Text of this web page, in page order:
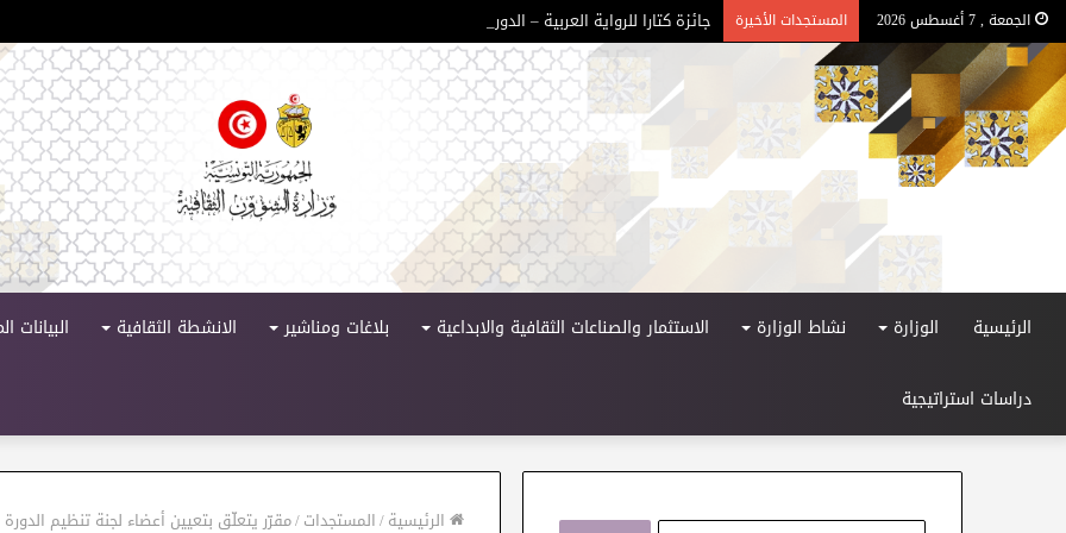
الجمعة , 7 أغسطس 2026 المستجدات الأخيرة جائزة كتارا للرواية العربية – الدورة 11
الرئيسية الوزارة نشاط الوزارة الاستثمار والصناعات الثقافية والابداعية بلاغات ومناشير الانشطة الثقافية البيانات
دراسات استراتيجية
الرئيسية/المستجدات/مقرّر يتعلّق بتعيين أعضاء لجنة تنظيم الدورة الـ56 لمهرجان قرطاج الدولي لسنة